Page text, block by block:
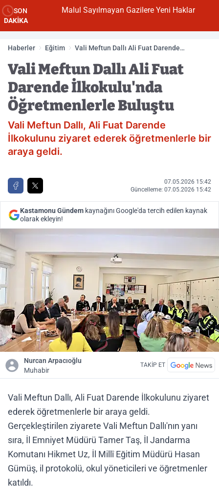
SON
DAKİKA
Malul Sayılmayan Gazilere Yeni Haklar
Haberler Eğitim
Vali Meftun Dallı Ali Fuat Darende
Vali Meftun Dallı Ali Fuat
Darende İlkokulu'nda
Öğretmenlerle Buluştu
Vali Meftun Dallı, Ali Fuat Darende
İlkokulunu ziyaret ederek öğretmenlerle bir
araya geldi.
07.05.2026 15:42
Güncelleme: 07.05.2026 15:42
Kastamonu Gündem kaynağını Google'da tercih edilen kaynak
olarak ekleyin!
Nurcan Arpacıoğlu
Muhabir
TAKİP ET
Vali Meftun Dallı, Ali Fuat Darende İlkokulunu ziyaret
ederek öğretmenlerle bir araya geldi.
Gerçekleştirilen ziyarete Vali Meftun Dallı'nın yanı
sıra, İl Emniyet Müdürü Tamer Taş, İl Jandarma
Komutanı Hikmet Uz, İl Millî Eğitim Müdürü Hasan
Gümüş, il protokolü, okul yöneticileri ve öğretmenler
katıldı.